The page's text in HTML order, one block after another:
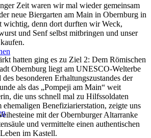
Zeit waren wir mal wieder gemeinsam
neue Biergarten am Main in Obernburg in
wichtig, denn dort durften wir Weck,
und Senf selbst mitbringen und unser
hatten ging es zu Ziel 2: Dem Römischen
Obernburg liegt am UNESCO-Welterbe
besonderen Erhaltungszustandes der
als das „Pompeji am Main“ weit
die uns schnell mal zu Hilfssoldaten
ehemaligen Benefiziarierstation, zeigte uns
mit der Obernburger Altarranke
und vermittelte einen authentischen
im Kastell.